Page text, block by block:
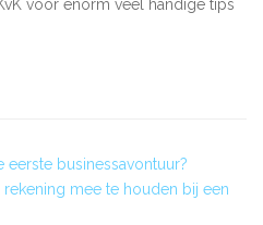
voor enorm veel handige tips
eerste businessavontuur?
mee te houden bij een